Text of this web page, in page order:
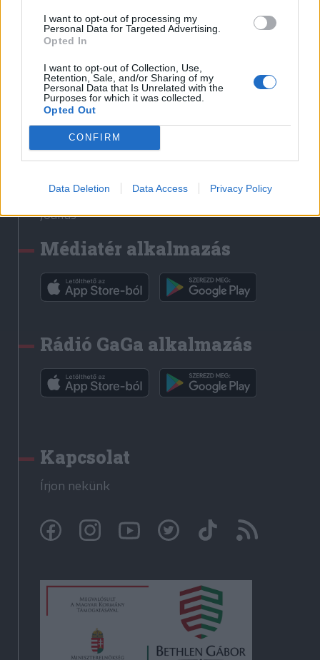
I want to opt-out of processing my
Personal Data for Targeted Advertising.
Opted In
I want to opt-out of Collection, Use,
Retention, Sale, and/or Sharing of my
Personal Data that Is Unrelated with the
Purposes for which it was collected.
Opted Out
CONFIRM
Data Deletion Data Access Privacy Policy
Médiatér
Liget
Krónika
Bihari Napló
Erdélyi Napló
Főtér
Rádió GaGa
Jóállás
Médiatér alkalmazás
Rádió GaGa alkalmazás
Kapcsolat
Írjon nekünk